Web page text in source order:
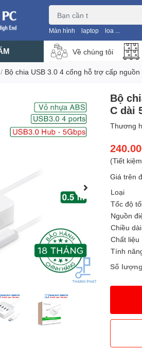
Màn hình laptop loa ...
Về chúng tôi
/ Bộ chia USB 3.0 4 cổng hỗ trợ cấp
Bộ
C dài
Thương
(Tiết
Giá trên
Loại
Tốc độ
Nguồn
Chiều
Chất liệu
Tính
Số